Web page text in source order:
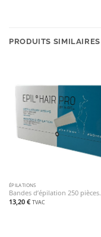
PRODUITS SIMILAIRES
ÉPILATIONS
Bandes d’épilation 250 pièces.
13,20 € TVAC